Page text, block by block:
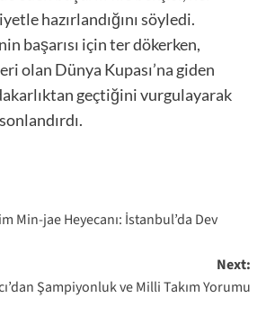
hazırlandığını söyledi.
başarısı için ter dökerken,
olan Dünya Kupası’na giden
geçtiğini vurgulayarak
Min-jae Heyecanı: İstanbul’da Dev
Next:
Şampiyonluk ve Milli Takım Yorumu